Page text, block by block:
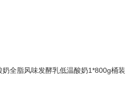
全脂风味发酵乳低温酸奶1*800g桶装